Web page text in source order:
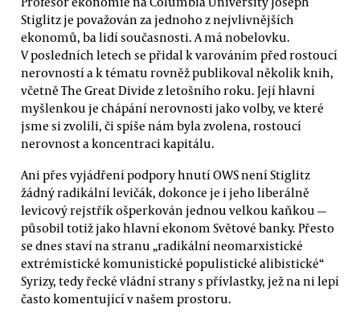
Stiglitz je považován za jednoho z nejvlivnějších
ekonomů, ba lidí současnosti. A má nobelovku.
V posledních letech se přidal k varováním před rostoucí
nerovností a k tématu rovněž publikoval několik knih,
včetně The Great Divide z letošního roku. Její hlavní
myšlenkou je chápání nerovnosti jako volby, ve které
jsme si zvolili, či spíše nám byla zvolena, rostoucí
nerovnost a koncentraci kapitálu.
Ani přes vyjádření podpory hnutí OWS není Stiglitz
žádný radikální levičák, dokonce je i jeho liberálně
levicový rejstřík ošperkován jednou velkou kaňkou —
působil totiž jako hlavní ekonom Světové banky. Přesto
se dnes staví na stranu „radikální neomarxistické
extrémistické komunistické populistické alibistické“
Syrizy, tedy řecké vládní strany s přívlastky, jež na ni lepí
často komentující v našem prostoru.